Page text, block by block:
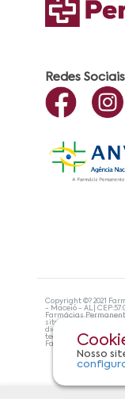
Nosso
Redes Sociais
Copyright ©? 2021
- Maceió - AL|
Farmácias
site não devem ser
diagnosticar
tecnologias mais
Farmácias